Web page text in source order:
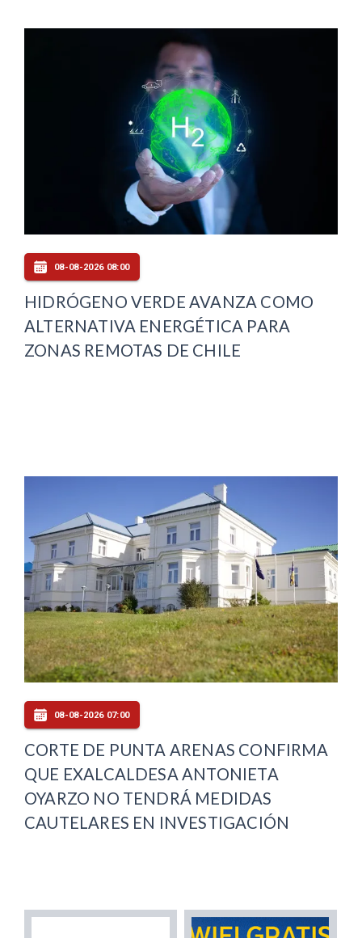
08-08-2026 08:00
HIDRÓGENO VERDE AVANZA COMO
ALTERNATIVA ENERGÉTICA PARA
ZONAS REMOTAS DE CHILE
08-08-2026 07:00
CORTE DE PUNTA ARENAS CONFIRMA
QUE EXALCALDESA ANTONIETA
OYARZO NO TENDRÁ MEDIDAS
CAUTELARES EN INVESTIGACIÓN